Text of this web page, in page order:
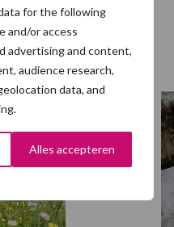
for the following
and/or access
advertising and content,
audience research,
data, and
Alles accepteren